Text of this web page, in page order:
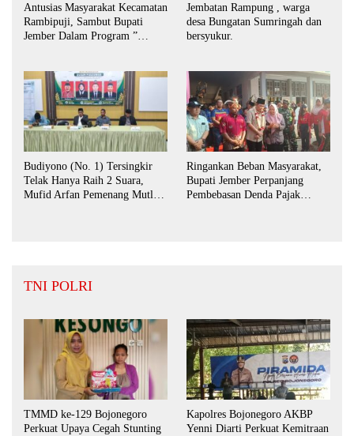
Antusias Masyarakat Kecamatan
Rambipuji, Sambut Bupati
Jember Dalam Program ”
Jembatan Rampung , warga
desa Bungatan Sumringah dan
bersyukur.
Budiyono (No. 1) Tersingkir
Telak Hanya Raih 2 Suara,
Mufid Arfan Pemenang Mutlak
Ringankan Beban Masyarakat,
Bupati Jember Perpanjang
Pembebasan Denda Pajak
TNI POLRI
TMMD ke-129 Bojonegoro
Perkuat Upaya Cegah Stunting
Kapolres Bojonegoro AKBP
Yenni Diarti Perkuat Kemitraan